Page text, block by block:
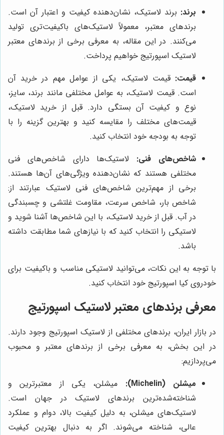
برند: برند لاستیک، نشان‌دهنده کیفیت و اعتبار آن است.
برندهای معتبر، معمولاً لاستیک‌های باکیفیت‌تری تولید
می‌کنند. در این مقاله، به معرفی برخی از برندهای معتبر
لاستیک اسپورتیج خواهیم پرداخت.
قیمت: قیمت لاستیک، یکی از عوامل مهم در خرید آن
است. قیمت لاستیک، به عوامل مختلفی مانند برند، سایز،
نوع و کیفیت آن بستگی دارد. قبل از خرید لاستیک،
قیمت‌های مختلف را مقایسه کنید و بهترین گزینه را با
توجه به بودجه خود انتخاب کنید.
شاخص‌های فنی: لاستیک‌ها دارای شاخص‌های فنی
مختلفی هستند که نشان‌دهنده ویژگی‌های آن‌ها هستند.
برخی از مهم‌ترین شاخص‌های فنی لاستیک عبارتند از:
شاخص بار، شاخص سرعت، مقاومت غلتشی و چسبندگی
در آب. قبل از خرید لاستیک، با این شاخص‌ها آشنا شوید و
لاستیکی را انتخاب کنید که با نیازهای شما مطابقت داشته
باشد.
با توجه به این نکات، می‌توانید لاستیکی مناسب و باکیفیت برای
خودروی کیا اسپورتیج خود انتخاب کنید.
معرفی برندهای معتبر لاستیک اسپورتیج
در بازار ایران، برندهای مختلفی از لاستیک اسپورتیج وجود دارند.
در این بخش، به معرفی برخی از برندهای معتبر و محبوب
می‌پردازیم:
میشلن (Michelin):
میشلن، یکی از معتبرترین و
شناخته‌شده‌ترین برندهای لاستیک در جهان است.
لاستیک‌های میشلن، به دلیل کیفیت بالا، دوام و عملکرد
عالی، شناخته می‌شوند. اگر به دنبال بهترین کیفیت